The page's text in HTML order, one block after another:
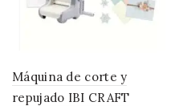
Máquina de corte y
repujado IBI CRAFT